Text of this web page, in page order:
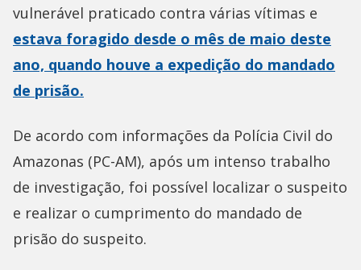
vulnerável praticado contra várias vítimas e
estava foragido desde o mês de maio deste
ano, quando houve a expedição do mandado
de prisão.
De acordo com informações da Polícia Civil do
Amazonas (PC-AM), após um intenso trabalho
de investigação, foi possível localizar o suspeito
e realizar o cumprimento do mandado de
prisão do suspeito.